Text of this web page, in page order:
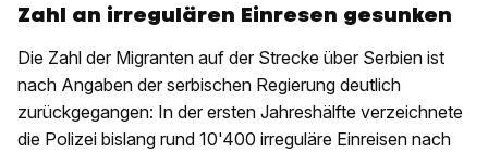
Zahl an irregulären Einresen gesunken
Die Zahl der Migranten auf der Strecke über Serbien ist
nach Angaben der serbischen Regierung deutlich
zurückgegangen: In der ersten Jahreshälfte verzeichnete
die Polizei bislang rund 10'400 irreguläre Einreisen nach